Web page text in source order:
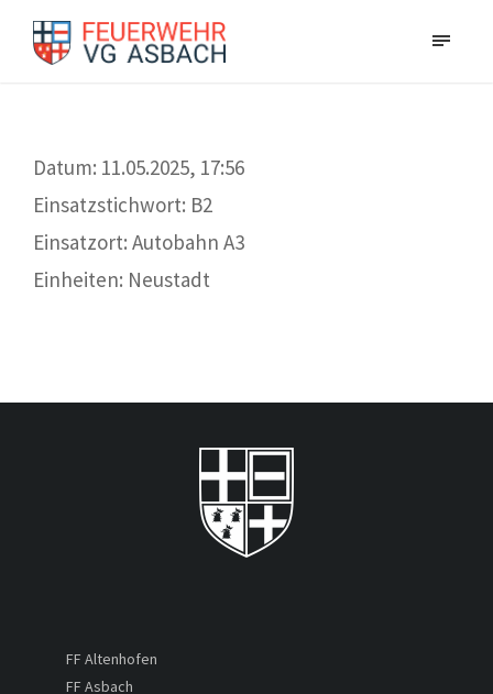
Datum: 11.05.2025, 17:56
Einsatzstichwort: B2
Einsatzort: Autobahn A3
Einheiten: Neustadt
FF Altenhofen
FF Asbach